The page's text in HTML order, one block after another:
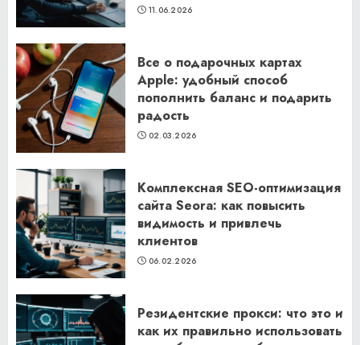
11.06.2026
Все о подарочных картах
Apple: удобный способ
пополнить баланс и подарить
радость
02.03.2026
Комплексная SEO-оптимизация
сайта Seora: как повысить
видимость и привлечь
клиентов
06.02.2026
Резидентские прокси: что это и
как их правильно использовать